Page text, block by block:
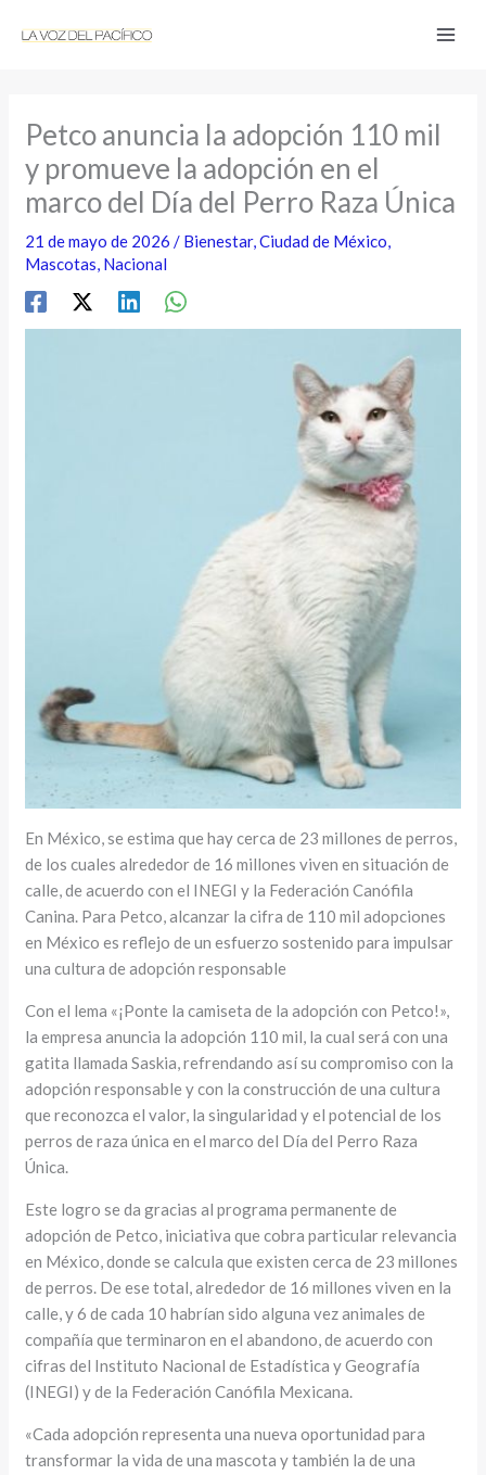
Petco anuncia la adopción 110 mil
y promueve la adopción en el
marco del Día del Perro Raza Única
21 de mayo de 2026/ Bienestar,Ciudad de México,
Mascotas, Nacional
En México, se estima que hay cerca de 23 millones de perros,
de los cuales alrededor de 16 millones viven en situación de
calle, de acuerdo con el INEGI y la Federación Canófila
Canina. Para Petco, alcanzar la cifra de 110 mil adopciones
en México es reflejo de un esfuerzo sostenido para impulsar
una cultura de adopción responsable
Con el lema «¡Ponte la camiseta de la adopción con Petco!»,
la empresa anuncia la adopción 110 mil, la cual será con una
gatita llamada Saskia, refrendando así su compromiso con la
adopción responsable y con la construcción de una cultura
que reconozca el valor, la singularidad y el potencial de los
perros de raza única en el marco del Día del Perro Raza
Única.
Este logro se da gracias al programa permanente de
adopción de Petco, iniciativa que cobra particular relevancia
en México, donde se calcula que existen cerca de 23 millones
de perros. De ese total, alrededor de 16 millones viven en la
calle, y 6 de cada 10 habrían sido alguna vez animales de
compañía que terminaron en el abandono, de acuerdo con
cifras del Instituto Nacional de Estadística y Geografía
(INEGI) y de la Federación Canófila Mexicana.
«Cada adopción representa una nueva oportunidad para
transformar la vida de una mascota y también la de una